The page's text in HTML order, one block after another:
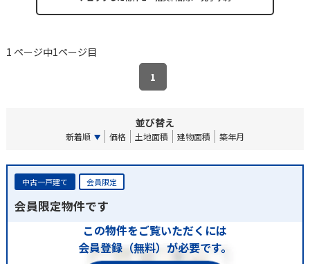
1 ページ中1ページ目
1
並び替え
新着順 価格 土地面積 建物面積 築年月
中古一戸建て 会員限定
会員限定物件です
この物件をご覧いただくには
会員登録（無料）が必要です。